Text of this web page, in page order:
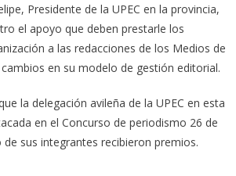
Presidente de la UPEC en la provincia,
el apoyo que deben prestarle los
a las redacciones de los Medios de
en su modelo de gestión editorial.
la delegación avileña de la UPEC en esta
en el Concurso de periodismo 26 de
de sus integrantes recibieron premios.